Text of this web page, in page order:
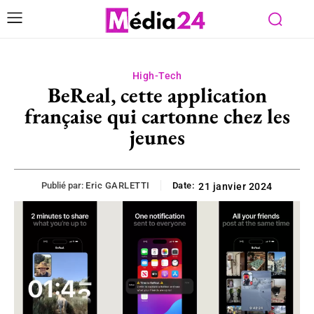
High-Tech
BeReal, cette application
française qui cartonne chez les
jeunes
Publié par: Eric GARLETTI Date: 21 janvier 2024